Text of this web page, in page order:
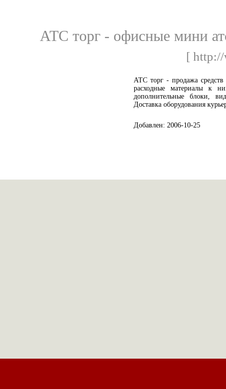
АТС торг - офисные мини
[
АТС торг - продажа
расходные материалы к
дополнительные блоки,
Доставка оборудования
Добавлен: 2006-10-25